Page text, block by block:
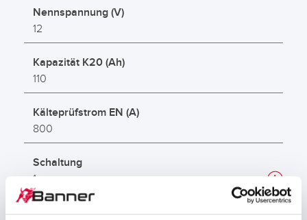
Nennspannung (V)
12
Kapazität K20 (Ah)
110
Kälteprüfstrom EN (A)
800
Schaltung
1
Anschlusspol